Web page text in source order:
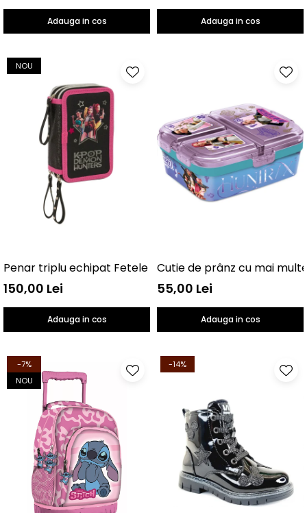
Adauga in cos Adauga in cos
NOU
Penar triplu echipat Fetele Kpop la vânătoare de
150,00 Lei
Adauga in cos
55,00 Lei
Adauga in cos
-7%
NOU
-14%